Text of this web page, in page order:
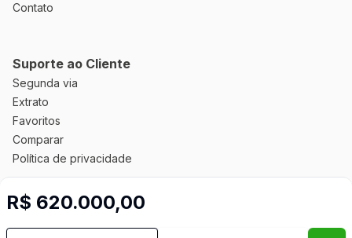
R$ 620.000,00
Contato
Suporte ao Cliente
Segunda via
Extrato
Favoritos
Comparar
Política de privacidade
Selo de Tecnologia Loft